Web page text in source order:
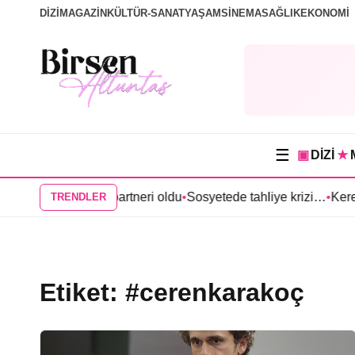
DİZİ MAGAZİN KÜLTÜR-SANATYAŞAMSİNEMASAĞLIKEKONOMİ
☰ ▣ DİZİ ★
TRENDLER
Anıl Çelik partneri oldu•Sosyetede tahliye krizi…•Kerem
Etiket: #cerenkarakoç